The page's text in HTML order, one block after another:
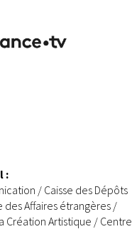
:
/ Caisse des Dépôts
des Affaires étrangères /
Création Artistique / Centre